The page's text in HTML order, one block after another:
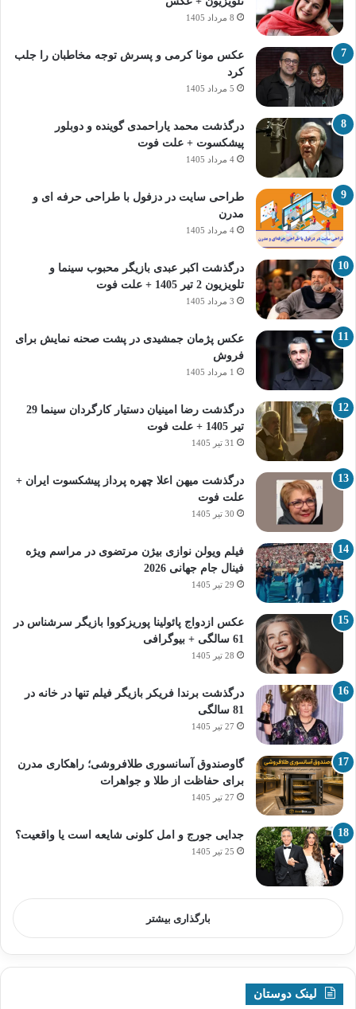
8 مرداد 1405
عکس مونا کرمی و پسرش توجه مخاطبان را جلب
کرد
5 مرداد 1405
درگذشت محمد یاراحمدی گوینده و دوبلور
پیشکسوت + علت فوت
4 مرداد 1405
طراحی سایت در دزفول با طراحی حرفه‌ ای و
مدرن
4 مرداد 1405
درگذشت اکبر عبدی بازیگر محبوب سینما و
تلویزیون 2 تیر 1405 + علت فوت
3 مرداد 1405
عکس پژمان جمشیدی در پشت صحنه نمایش برای
فروش
1 مرداد 1405
درگذشت رضا امینیان دستیار کارگردان سینما 29
تیر 1405 + علت فوت
31 تیر 1405
درگذشت میهن اعلا چهره پرداز پیشکسوت ایران +
علت فوت
30 تیر 1405
فیلم ویولن نوازی بیژن مرتضوی در مراسم ویژه
فینال جام جهانی 2026
29 تیر 1405
عکس ازدواج پائولینا پوریزکووا بازیگر سرشناس در
61 سالگی + بیوگرافی
28 تیر 1405
درگذشت برندا فریکر بازیگر فیلم تنها در خانه در
81 سالگی
27 تیر 1405
گاوصندوق آسانسوری طلافروشی؛ راهکاری مدرن
برای حفاظت از طلا و جواهرات
27 تیر 1405
جدایی جورج و امل کلونی شایعه است یا واقعیت؟
25 تیر 1405
بارگذاری بیشتر
لینک دوستان